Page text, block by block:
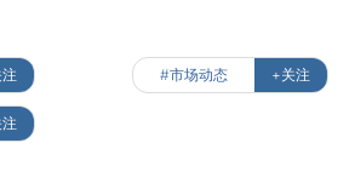
#市场动态 +关注